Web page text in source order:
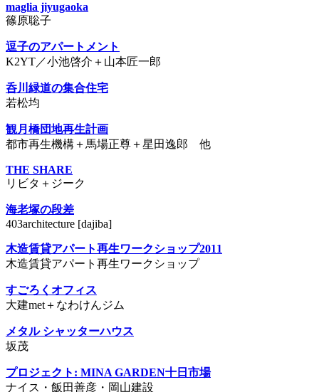
maglia jiyugaoka
篠原聡子
逗子のアパートメント
K2YT／小池啓介＋山本匠一郎
呑川緑道の集合住宅
若松均
観月橋団地再生計画
都市再生機構＋馬場正尊＋星田逸郎 他
THE SHARE
リビタ＋ジーク
海老塚の段差
403architecture [dajiba]
木造賃貸アパート再生ワークショップ2011
木造賃貸アパート再生ワークショップ
すごろくオフィス
大建met＋なわけんジム
メタル シャッターハウス
坂茂
プロジェクト: MINA GARDEN十日市場
ナイス・飯田善彦・岡山建設